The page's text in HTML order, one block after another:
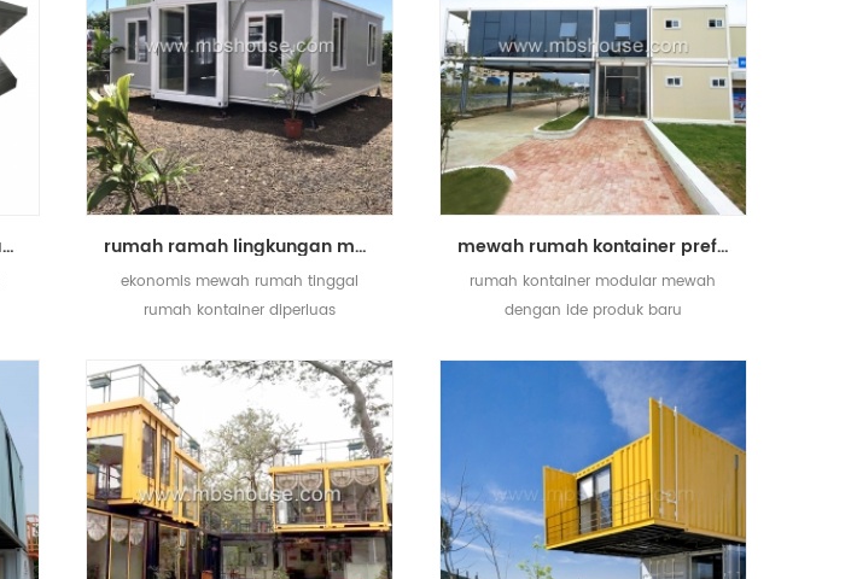
2017 terlaris mudah perakitan rumah kontainer lipat prefabrikasi mobile rumah ramah lingkungan mewah prefabrikasi rumah kontainer penampungan diupgrade
ekonomis mewah rumah tinggal
rumah kontainer diperluas
mewah rumah kontainer prefabrikasi modular untuk dijual ide produk baru 2018
rumah kontainer modular mewah
dengan ide produk baru